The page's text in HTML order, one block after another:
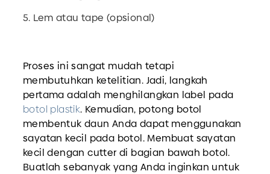
5. Lem atau tape (opsional)
Proses ini sangat mudah tetapi
membutuhkan ketelitian. Jadi, langkah
pertama adalah menghilangkan label pada
botol plastik. Kemudian, potong botol
membentuk daun Anda dapat menggunakan
sayatan kecil pada botol. Membuat sayatan
kecil dengan cutter di bagian bawah botol.
Buatlah sebanyak yang Anda inginkan untuk